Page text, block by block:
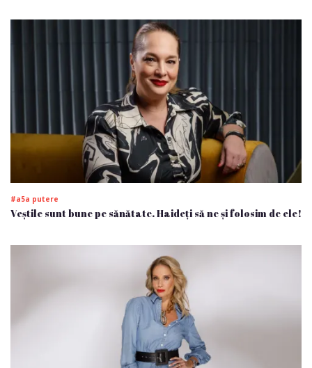
#a5a putere
Veștile sunt bune pe sănătate. Haideți să ne și folosim de ele!